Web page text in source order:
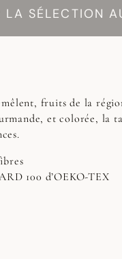
LA SÉLECTION
fruits de la
et colorée, la
100 d’OEKO-TEX